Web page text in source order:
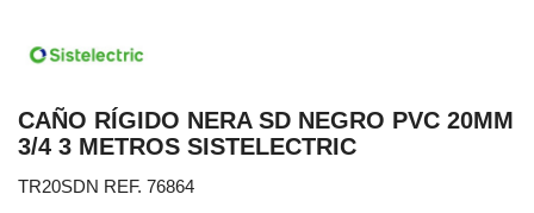
CAÑO RÍGIDO NERA SD NEGRO PVC 20MM
3/4 3 METROS SISTELECTRIC
TR20SDN REF. 76864